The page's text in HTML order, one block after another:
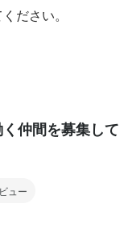
ださい。
仲間を募集して
ュー